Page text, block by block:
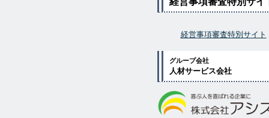
経営事項審査特別サイト
グループ会社
人材サービス会社